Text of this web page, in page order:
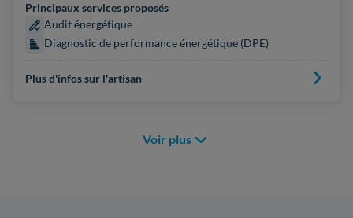
Principaux services proposés
Audit énergétique
Diagnostic de performance énergétique (DPE)
Plus d'infos sur l'artisan
Voir plus